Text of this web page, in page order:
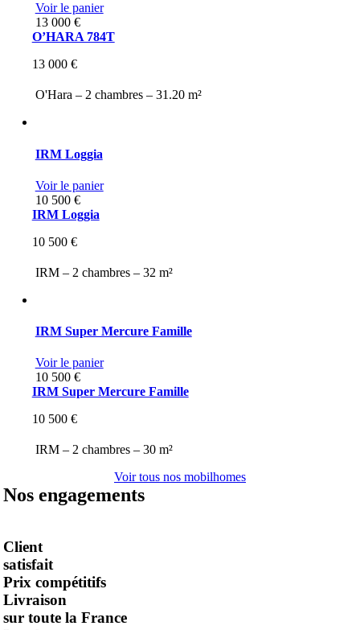
Voir le panier
13 000 €
O’HARA 784T
13 000 €
O'Hara – 2 chambres – 31.20 m²
IRM Loggia
Voir le panier
10 500 €
IRM Loggia
10 500 €
IRM – 2 chambres – 32 m²
IRM Super Mercure Famille
Voir le panier
10 500 €
IRM Super Mercure Famille
10 500 €
IRM – 2 chambres – 30 m²
Voir tous nos mobilhomes
Nos engagements
Client
satisfait
Prix compétitifs
Livraison
sur toute la France